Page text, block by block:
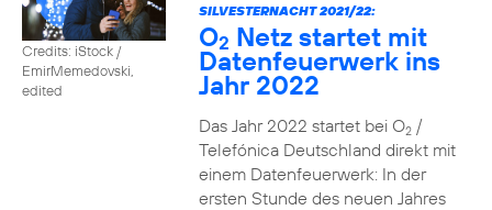
Credits: iStock /
EmirMemedovski,
edited
SILVESTERNACHT 2021/22:
O2 Netz startet mit
Datenfeuerwerk ins
Jahr 2022
Das Jahr 2022 startet bei O2/
Telefónica Deutschland direkt mit
einem Datenfeuerwerk: In der
ersten Stunde des neuen Jahres